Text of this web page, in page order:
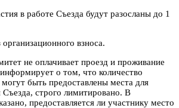
в работе Съезда будут разосланы до 1
взноса.
не оплачивает проезд и проживание
о том, что количество
быть предоставлены места для
строго лимитировано. В
предоставляется ли участнику место